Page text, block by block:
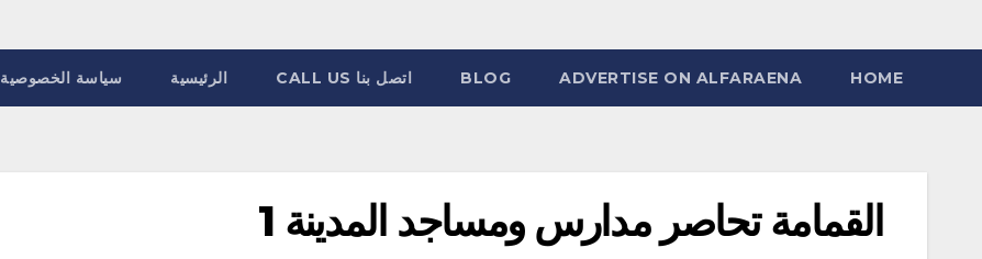
HOME
ADVERTISE ON ALFARAENA
BLOG اتصل بنا CALL US الرئيسية سياسة الخصوصية
القمامة تحاصر مدارس ومساجد المدينة 1